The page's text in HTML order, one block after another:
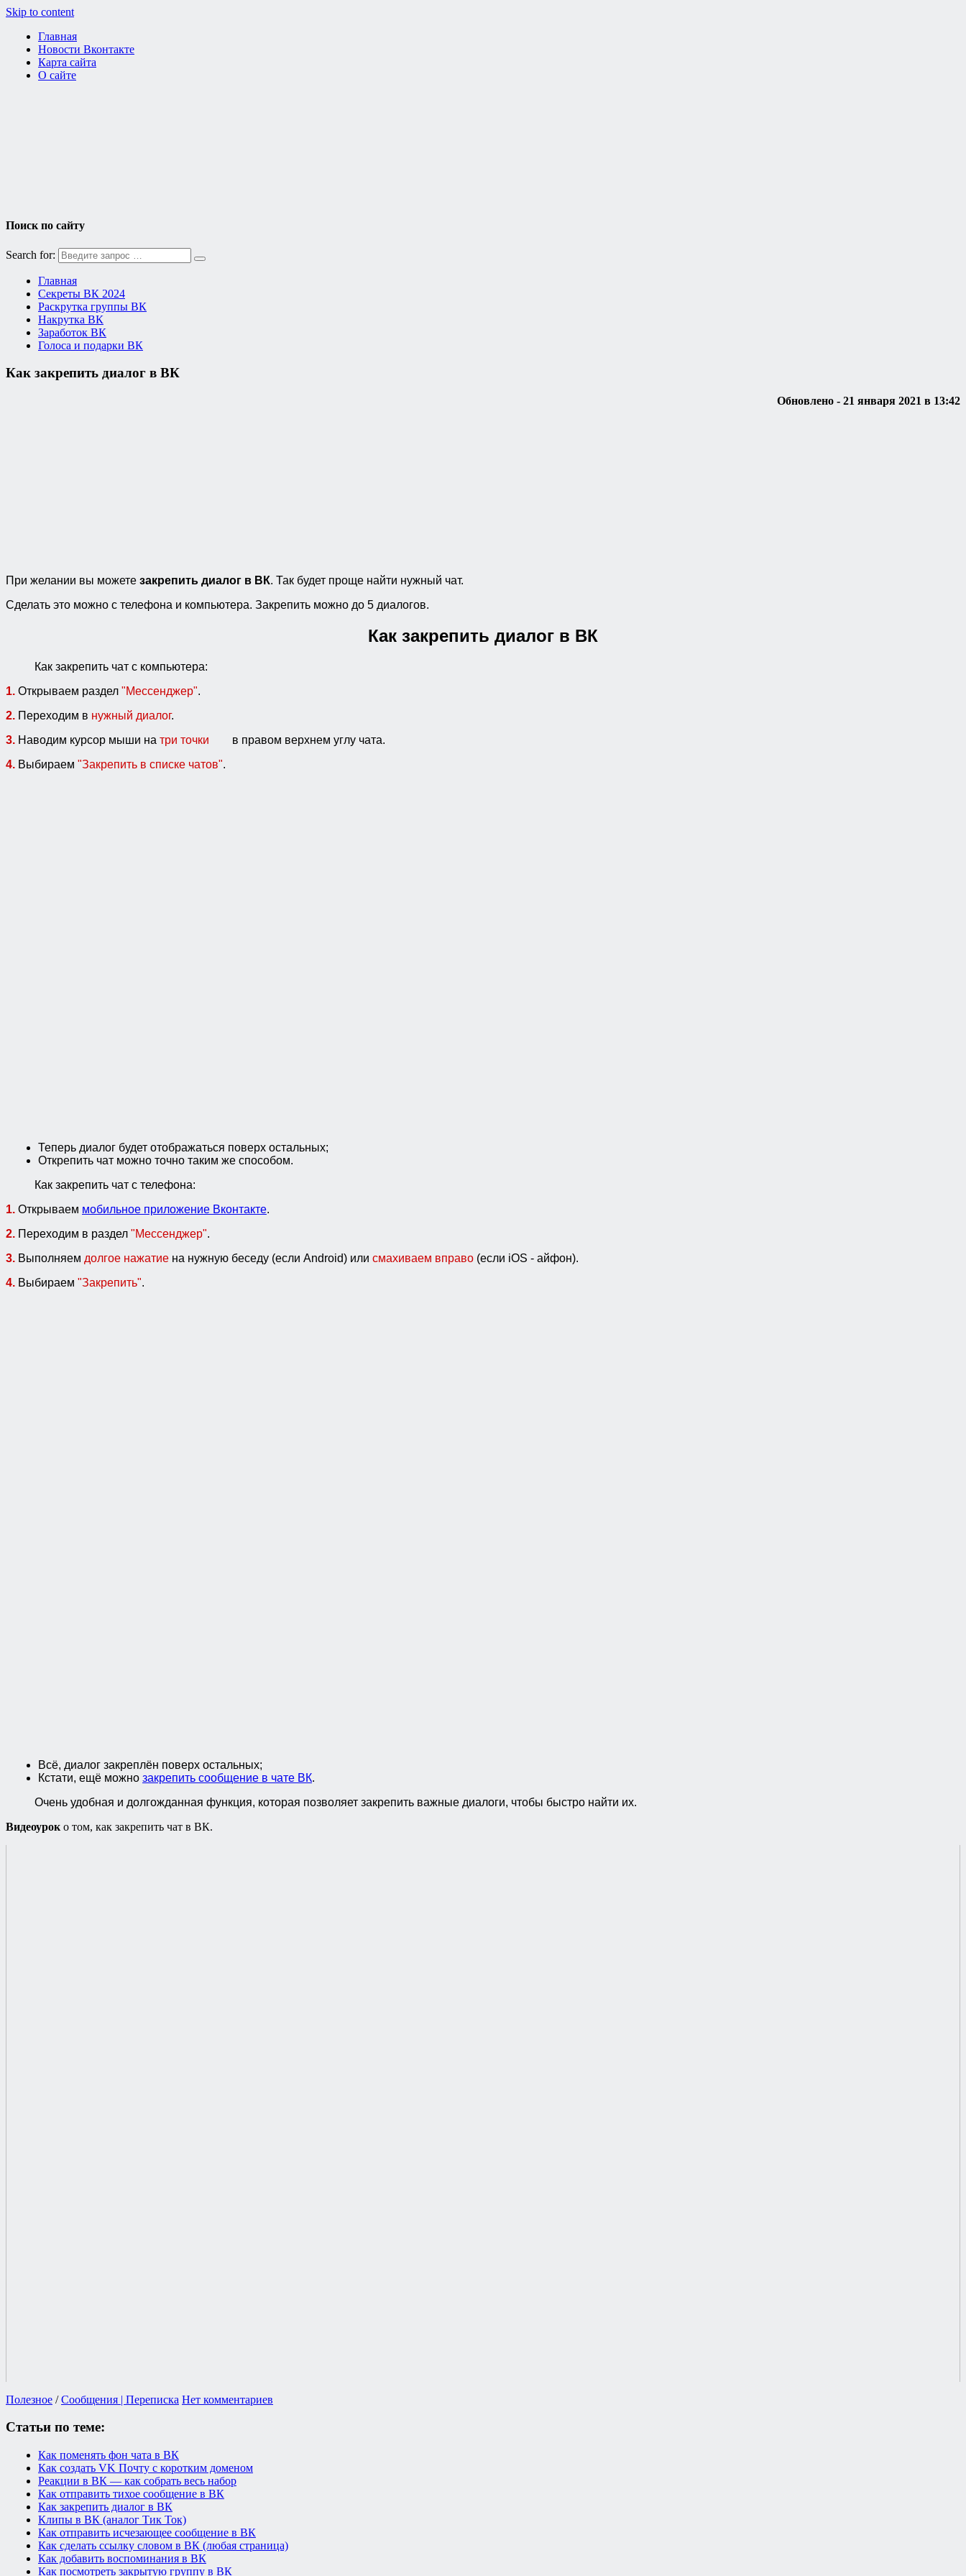
Skip to content
Главная
Новости Вконтакте
Карта сайта
О сайте
Поиск по сайту
Search for:
Главная
Секреты ВК 2024
Раскрутка группы ВК
Накрутка ВК
Заработок ВК
Голоса и подарки ВК
Как закрепить диалог в ВК
Обновлено - 21 января 2021 в 13:42
При желании вы можете закрепить диалог в ВК. Так будет проще найти нужный чат.
Сделать это можно с телефона и компьютера. Закрепить можно до 5 диалогов.
Как закрепить диалог в ВК
Как закрепить чат с компьютера:
1. Открываем раздел "Мессенджер".
2. Переходим в нужный диалог.
3. Наводим курсор мыши на три точки
в правом верхнем углу чата.
4. Выбираем "Закрепить в списке чатов".
Теперь диалог будет отображаться поверх остальных;
Открепить чат можно точно таким же способом.
Как закрепить чат с телефона:
1. Открываем мобильное приложение Вконтакте.
2. Переходим в раздел "Мессенджер".
3. Выполняем долгое нажатие на нужную беседу (если Android) или смахиваем вправо (если iOS - айфон).
4. Выбираем "Закрепить".
Всё, диалог закреплён поверх остальных;
Кстати, ещё можно закрепить сообщение в чате ВК.
Очень удобная и долгожданная функция, которая позволяет закрепить важные диалоги, чтобы быстро найти их.
Видеоурок о том, как закрепить чат в ВК.
Полезное /Сообщения | Переписка Нет комментариев
Статьи по теме:
Как поменять фон чата в ВК
Как создать VK Почту с коротким доменом
Реакции в ВК — как собрать весь набор
Как отправить тихое сообщение в ВК
Как закрепить диалог в ВК
Клипы в ВК (аналог Тик Ток)
Как отправить исчезающее сообщение в ВК
Как сделать ссылку словом в ВК (любая страница)
Как добавить воспоминания в ВК
Как посмотреть закрытую группу в ВК